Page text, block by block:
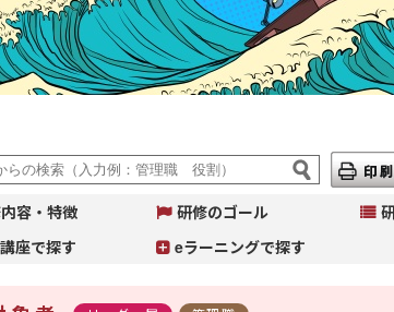
容・特徴
研修のゴール
座で探す
eラーニングで探す